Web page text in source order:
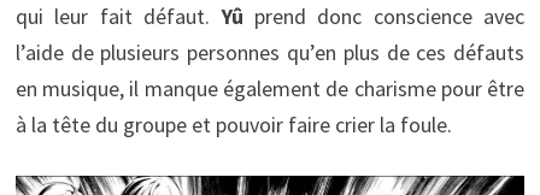
qui leur fait défaut.Yû prend donc conscience avec
l’aide de plusieurs personnes qu’en plus de ces défauts
en musique, il manque également de charisme pour être
à la tête du groupe et pouvoir faire crier la foule.